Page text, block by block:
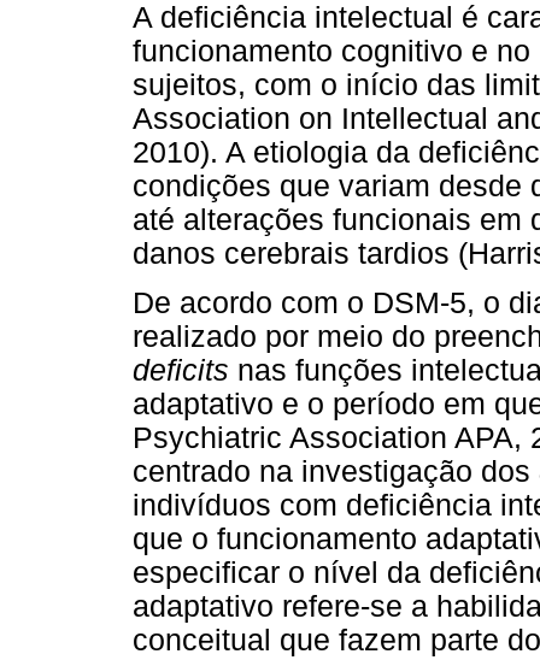
A deficiência intelectual é
funcionamento cognitivo e
sujeitos, com o início das
Association on Intellectual
2010). A etiologia da
condições que variam desde
até alterações funcionais em
danos cerebrais tardios
De acordo com o DSM-5, o
realizado por meio do
deficits nas funções
adaptativo e o período em
Psychiatric Association APA,
centrado na investigação dos
indivíduos com deficiência
que o funcionamento
especificar o nível da
adaptativo refere-se a
conceitual que fazem parte